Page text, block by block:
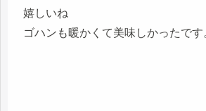
嬉しいね
ゴハンも暖かくて美味しかったです